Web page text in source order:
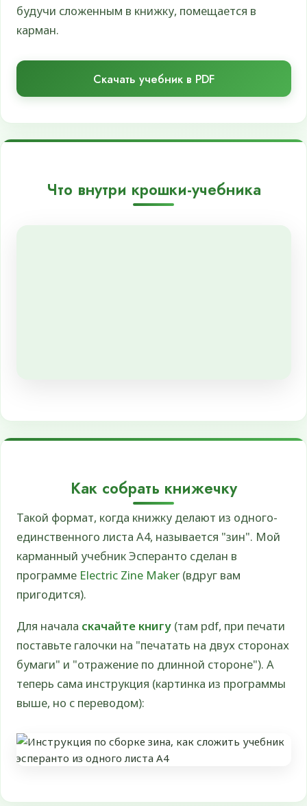
будучи сложенным в книжку, помещается в
карман.
Скачать учебник в PDF
Что внутри крошки-учебника
Как собрать книжечку
Такой формат, когда книжку делают из одного-
единственного листа А4, называется "зин". Мой
карманный учебник Эсперанто сделан в
программе Electric Zine Maker(вдруг вам
пригодится).
Для начала скачайте книгу(там pdf, при печати
поставьте галочки на "печатать на двух сторонах
бумаги" и "отражение по длинной стороне"). А
теперь сама инструкция (картинка из программы
выше, но с переводом):